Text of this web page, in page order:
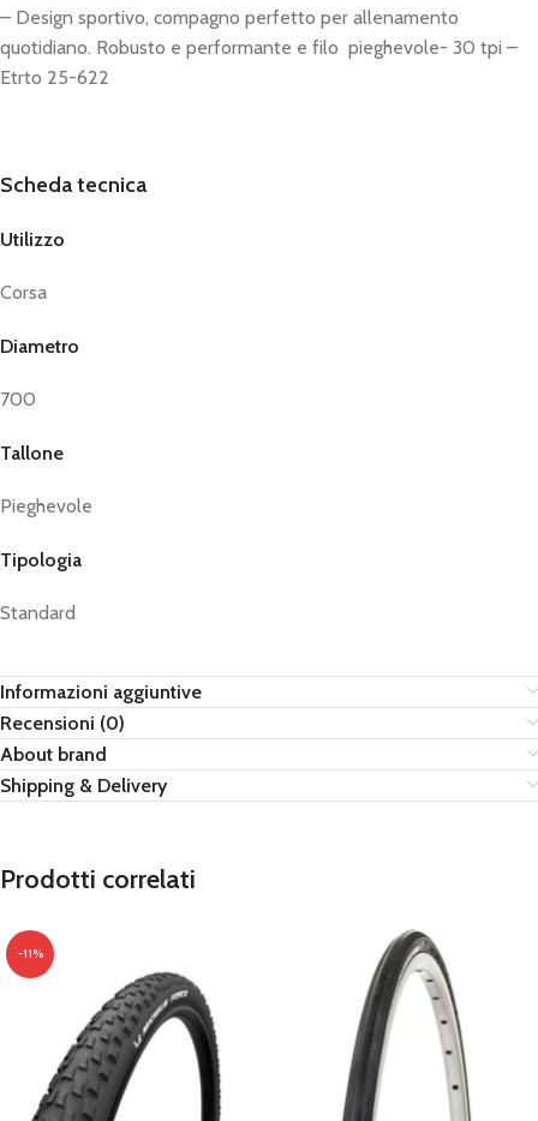
– Design sportivo, compagno perfetto per allenamento
quotidiano. Robusto e performante e filo pieghevole- 30 tpi –
Etrto 25-622
Scheda tecnica
Utilizzo
Corsa
Diametro
700
Tallone
Pieghevole
Tipologia
Standard
Informazioni aggiuntive
Recensioni (0)
About brand
Shipping & Delivery
Prodotti correlati
-11%